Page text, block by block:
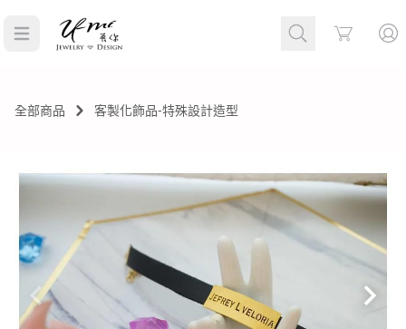
Cart
全部商品 客製化飾品-特殊設計造型